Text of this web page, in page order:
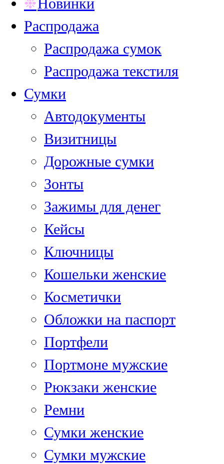
Новинки
Распродажа
Распродажа сумок
Распродажа текстиля
Сумки
Автодокументы
Визитницы
Дорожные сумки
Зонты
Зажимы для денег
Кейсы
Ключницы
Кошельки женские
Косметички
Обложки на паспорт
Портфели
Портмоне мужские
Рюкзаки женские
Ремни
Сумки женские
Сумки мужские